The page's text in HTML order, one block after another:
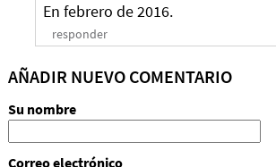
En febrero de 2016.
responder
AÑADIR NUEVO COMENTARIO
Su nombre
Correo electrónico